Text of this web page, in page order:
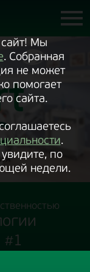
Мы
. Собранная
не может
помогает
сайта.
.
по
недели.
#1